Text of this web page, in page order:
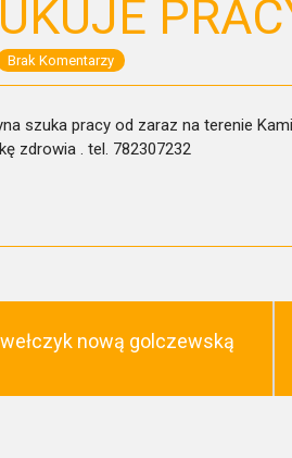
Brak Komentarzy
szuka pracy od zaraz na terenie
zdrowia . tel. 782307232
nową golczewską